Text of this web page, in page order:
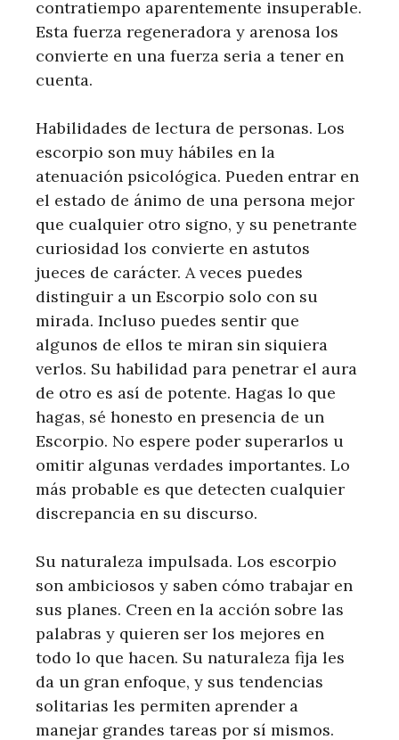
contratiempo aparentemente insuperable.
Esta fuerza regeneradora y arenosa los
convierte en una fuerza seria a tener en
cuenta.
Habilidades de lectura de personas. Los
escorpio son muy hábiles en la
atenuación psicológica. Pueden entrar en
el estado de ánimo de una persona mejor
que cualquier otro signo, y su penetrante
curiosidad los convierte en astutos
jueces de carácter. A veces puedes
distinguir a un Escorpio solo con su
mirada. Incluso puedes sentir que
algunos de ellos te miran sin siquiera
verlos. Su habilidad para penetrar el aura
de otro es así de potente. Hagas lo que
hagas, sé honesto en presencia de un
Escorpio. No espere poder superarlos u
omitir algunas verdades importantes. Lo
más probable es que detecten cualquier
discrepancia en su discurso.
Su naturaleza impulsada. Los escorpio
son ambiciosos y saben cómo trabajar en
sus planes. Creen en la acción sobre las
palabras y quieren ser los mejores en
todo lo que hacen. Su naturaleza fija les
da un gran enfoque, y sus tendencias
solitarias les permiten aprender a
manejar grandes tareas por sí mismos.